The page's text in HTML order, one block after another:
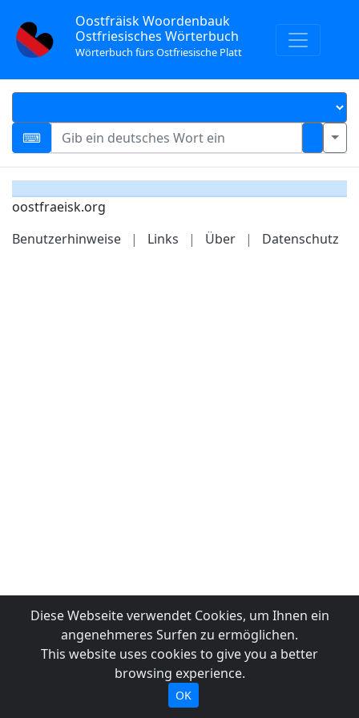
Oostfräisk Woordenbauk
Ostfriesisches Wörterbuch
Wörterbuch fürs Ostfriesische Platt
oostfraeisk.org
Benutzerhinweise
| Links | Über | Datenschutz
Diese Webseite verwendet Cookies, um Ihnen ein
angenehmeres Surfen zu ermöglichen.
This website uses cookies to give you a better
browsing experience.
OK